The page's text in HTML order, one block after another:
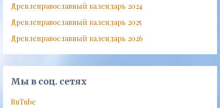
Древлеправославный календарь 2024
Древлеправославный календарь 2025
Древлеправославный календарь 2026
Мы в соц. сетях
RuTube